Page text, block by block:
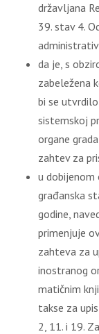
državljana
39. stav 4.
da je, s
zabeležena
bi se
sistemskoj
organe
zahtev za
u dobijenom
građanska
godine,
primenjuje
zahteva za
inostranog
matičnim
takse za
2, 11. i 19.